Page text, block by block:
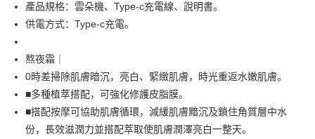
相关说明
【大哥付你分期使用说明】
2. 付款方式选择 “大哥付你分期”，订单成立后会自动跳转到大哥付的交易流
程，验证手机门号后，选择欲分期的期数、缴款截止日，确认付款后即完成
交易。
3. 实际核准额度、可分期数及费用金额请依后续交易确认页面所载为准。
4. 订单成立30分钟内，如未前往确认交易或遇审核未通过，订单将自动取
消。如遇 “转专审核”未通过状况，表示未达系统评分，恕无法说明评估内
相关说明
1. 於付款方式選擇AFTEE先享後付，將跳出AFTEE先享後付手機驗證視
窗。
2. 進行簡訊驗證之後，即可完成結帳手續。
3. 訂單確認後不需事先繳費，商品會配送至您的指定地址。
4. 下訂完成後，您的手機會收到一封繳費通知簡訊，APP會員則會收到
ATM付款
货到付款
產品規格：雲朵機、Type-c充電線、說明書。
供電方式：Type-c充電。
熬夜霜｜
0時差掃除肌膚暗沉，亮白、緊緻肌膚，時光重返水嫩肌膚。
■多種植萃搭配，可強化修護皮脂膜。
■搭配按摩可協助肌膚循環，減緩肌膚黯沉及鎖住角質層中水
份，長效滋潤力並搭配萃取使肌膚潤澤亮白一整天。